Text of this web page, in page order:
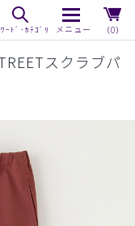
（0）
スクラブパ